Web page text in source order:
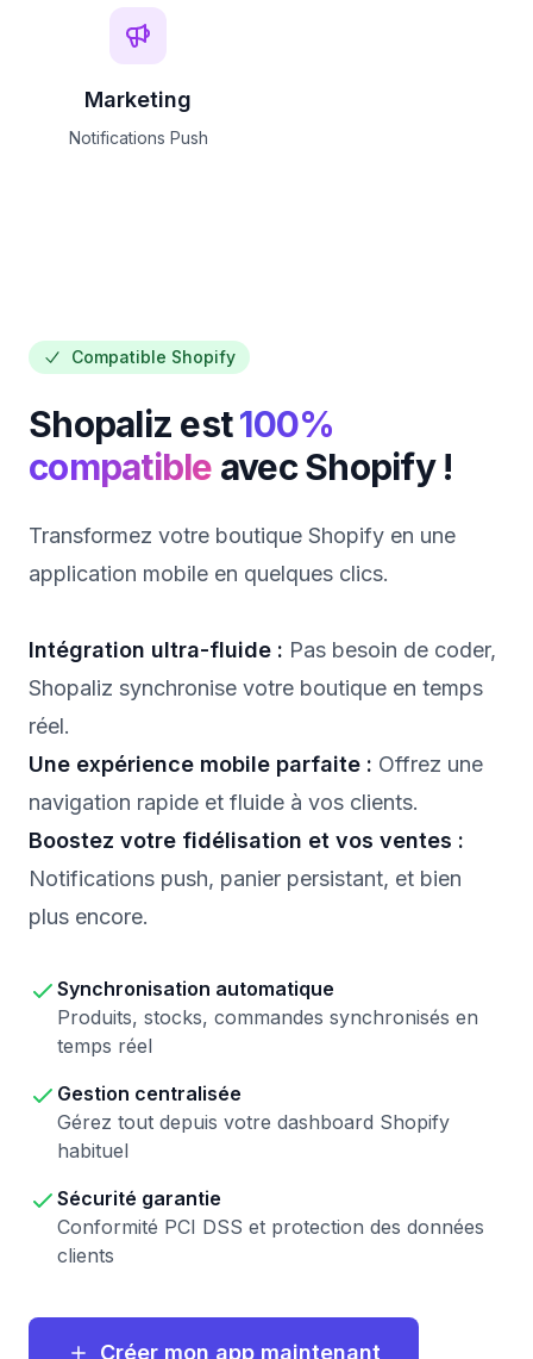
Marketing
Notifications Push
Compatible Shopify
Shopaliz est100%
compatible avec Shopify !
Transformez votre boutique Shopify en une
application mobile en quelques clics.
Intégration ultra-fluide : Pas besoin de coder,
Shopaliz synchronise votre boutique en temps
réel.
Une expérience mobile parfaite : Offrez une
navigation rapide et fluide à vos clients.
Boostez votre fidélisation et vos ventes :
Notifications push, panier persistant, et bien
plus encore.
Synchronisation automatique
Produits, stocks, commandes synchronisés en
temps réel
Gestion centralisée
Gérez tout depuis votre dashboard Shopify
habituel
Sécurité garantie
Conformité PCI DSS et protection des données
clients
Créer mon app maintenant